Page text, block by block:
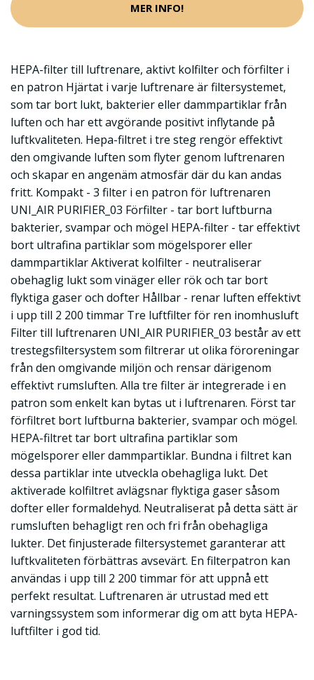
MER INFO!
HEPA-filter till luftrenare, aktivt kolfilter och förfilter i
en patron Hjärtat i varje luftrenare är filtersystemet,
som tar bort lukt, bakterier eller dammpartiklar från
luften och har ett avgörande positivt inflytande på
luftkvaliteten. Hepa-filtret i tre steg rengör effektivt
den omgivande luften som flyter genom luftrenaren
och skapar en angenäm atmosfär där du kan andas
fritt. Kompakt - 3 filter i en patron för luftrenaren
UNI_AIR PURIFIER_03 Förfilter - tar bort luftburna
bakterier, svampar och mögel HEPA-filter - tar effektivt
bort ultrafina partiklar som mögelsporer eller
dammpartiklar Aktiverat kolfilter - neutraliserar
obehaglig lukt som vinäger eller rök och tar bort
flyktiga gaser och dofter Hållbar - renar luften effektivt
i upp till 2 200 timmar Tre luftfilter för ren inomhusluft
Filter till luftrenaren UNI_AIR PURIFIER_03 består av ett
trestegsfiltersystem som filtrerar ut olika föroreningar
från den omgivande miljön och rensar därigenom
effektivt rumsluften. Alla tre filter är integrerade i en
patron som enkelt kan bytas ut i luftrenaren. Först tar
förfiltret bort luftburna bakterier, svampar och mögel.
HEPA-filtret tar bort ultrafina partiklar som
mögelsporer eller dammpartiklar. Bundna i filtret kan
dessa partiklar inte utveckla obehagliga lukt. Det
aktiverade kolfiltret avlägsnar flyktiga gaser såsom
dofter eller formaldehyd. Neutraliserat på detta sätt är
rumsluften behagligt ren och fri från obehagliga
lukter. Det finjusterade filtersystemet garanterar att
luftkvaliteten förbättras avsevärt. En filterpatron kan
användas i upp till 2 200 timmar för att uppnå ett
perfekt resultat. Luftrenaren är utrustad med ett
varningssystem som informerar dig om att byta HEPA-
luftfilter i god tid.